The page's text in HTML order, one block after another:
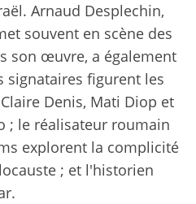
Arnaud Desplechin,
souvent en scène des
son œuvre, a également
signataires figurent les
Denis, Mati Diop et
; le réalisateur roumain
explorent la complicité
; et l'historien